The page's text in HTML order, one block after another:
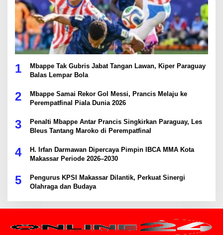
1
Mbappe Tak Gubris Jabat Tangan Lawan, Kiper Paraguay
Balas Lempar Bola
2
Mbappe Samai Rekor Gol Messi, Prancis Melaju ke
Perempatfinal Piala Dunia 2026
3
Penalti Mbappe Antar Prancis Singkirkan Paraguay, Les
Bleus Tantang Maroko di Perempatfinal
4
H. Irfan Darmawan Dipercaya Pimpin IBCA MMA Kota
Makassar Periode 2026–2030
5
Pengurus KPSI Makassar Dilantik, Perkuat Sinergi
Olahraga dan Budaya